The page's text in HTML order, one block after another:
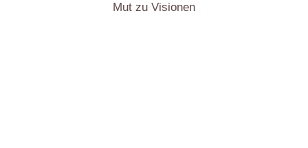
Mut zu Visionen